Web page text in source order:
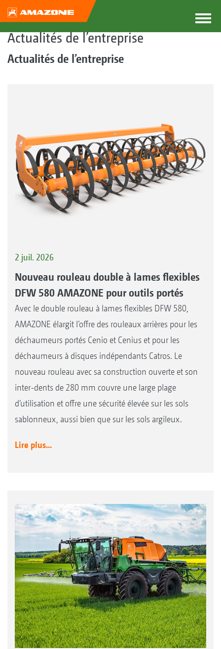
Actualités de l’entreprise
Actualités de l’entreprise
2 juil. 2026
Nouveau rouleau double à lames flexibles
DFW 580 AMAZONE pour outils portés
Avec le double rouleau à lames flexibles DFW 580,
AMAZONE élargit l’offre des rouleaux arrières pour les
déchaumeurs portés Cenio et Cenius et pour les
déchaumeurs à disques indépendants Catros. Le
nouveau rouleau avec sa construction ouverte et son
inter-dents de 280 mm couvre une large plage
d’utilisation et offre une sécurité élevée sur les sols
sablonneux, aussi bien que sur les sols argileux.
Lire plus...